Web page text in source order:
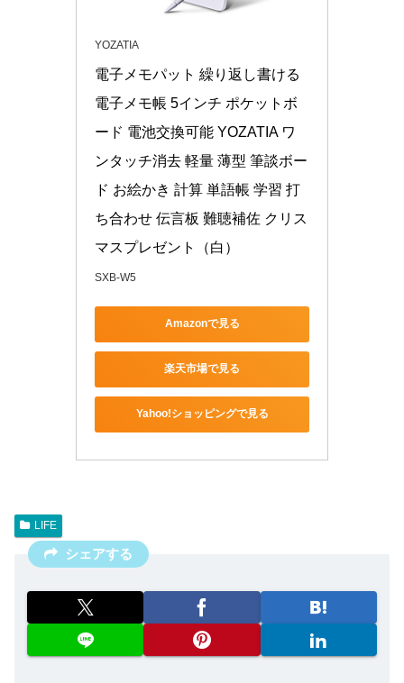
YOZATIA
電子メモパット 繰り返し書ける
電子メモ帳 5インチ ポケットボ
ード 電池交換可能 YOZATIA ワ
ンタッチ消去 軽量 薄型 筆談ボー
ド お絵かき 計算 単語帳 学習 打
ち合わせ 伝言板 難聴補佐 クリス
マスプレゼント（白）
SXB-W5
Amazonで見る
楽天市場で見る
Yahoo!ショッピングで見る
LIFE
シェアする